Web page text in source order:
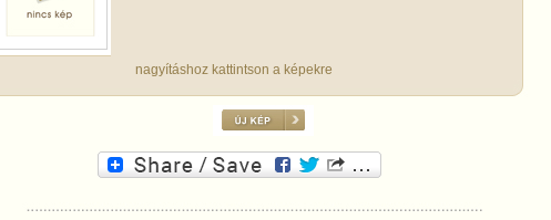
nagyításhoz kattintson a képekre